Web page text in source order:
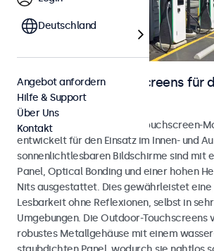
Monitore und Touchscreens für
Außenbereich
Wetterfeste Monitore und Touchscreen-
entwickelt für den Einsatz im Innen- und
sonnenlichtlesbaren Bildschirme sind mit
Panel, Optical Bonding und einer hohen
Nits ausgestattet. Dies gewährleistet
Lesbarkeit ohne Reflexionen, selbst in
Umgebungen. Die Outdoor-Touchscreens
robustes Metallgehäuse mit einem
Deutschland
Angebot anfordern
Hilfe & Support
Über Uns
Kontakt